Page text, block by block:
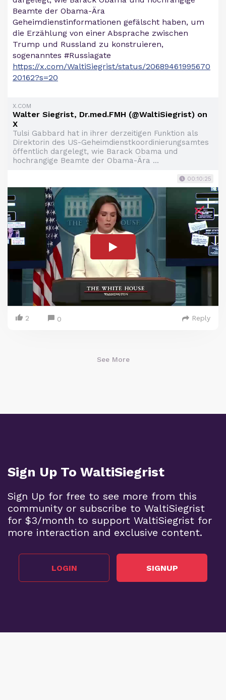
Beamte der Obama-Ära
Geheimdienstinformationen gefälscht haben, um
die Erzählung von einer Absprache zwischen
Trump und Russland zu konstruieren,
sogenanntes #Russiagate
https://x.com/WaltiSiegrist/status/20689461995670
20162?s=20
X.COM
Walter Siegrist, Dr.med.FMH (@WaltiSiegrist) on
X
Tulsi Gabbard hat in ihrer derzeitigen Funktion als
Direktorin des US-Geheimdienstkoordinierungsamtes
öffentlich dargelegt, wie Barack Obama und
hochrangige Beamte der Obama-Ära ...
00:10:25
2 0 Reply
See More
Sign Up To WaltiSiegrist
Sign Up for free to see more from this
community or subscribe to WaltiSiegrist
for $3/month to support WaltiSiegrist for
more interaction and exclusive content.
LOGIN SIGNUP